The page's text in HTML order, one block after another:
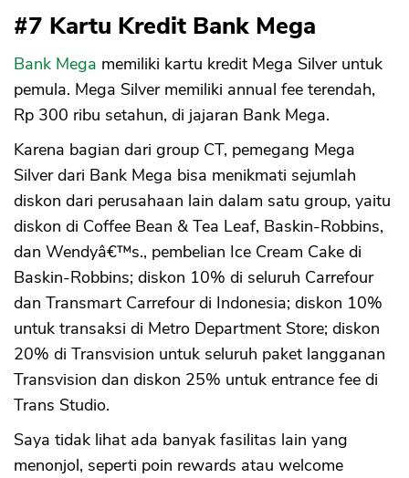
#7 Kartu Kredit Bank Mega
Bank Mega memiliki kartu kredit Mega Silver untuk
pemula. Mega Silver memiliki annual fee terendah,
Rp 300 ribu setahun, di jajaran Bank Mega.
Karena bagian dari group CT, pemegang Mega
Silver dari Bank Mega bisa menikmati sejumlah
diskon dari perusahaan lain dalam satu group, yaitu
diskon di Coffee Bean & Tea Leaf, Baskin-Robbins,
dan Wendyâ€™s., pembelian Ice Cream Cake di
Baskin-Robbins; diskon 10% di seluruh Carrefour
dan Transmart Carrefour di Indonesia; diskon 10%
untuk transaksi di Metro Department Store; diskon
20% di Transvision untuk seluruh paket langganan
Transvision dan diskon 25% untuk entrance fee di
Trans Studio.
Saya tidak lihat ada banyak fasilitas lain yang
menonjol, seperti poin rewards atau welcome